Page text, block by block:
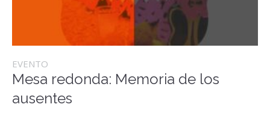
EVENTO
Mesa redonda: Memoria de los
ausentes